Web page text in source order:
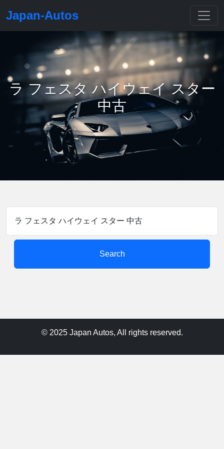
Japan-Autos
ラ フェスタ ハイウェイ スター
中古
Search
© 2025 Japan Autos, All rights reserved.